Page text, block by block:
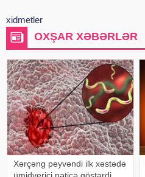
xidmetler
OXŞAR XƏBƏRLƏR
Xərçəng peyvəndi ilk xəstədə